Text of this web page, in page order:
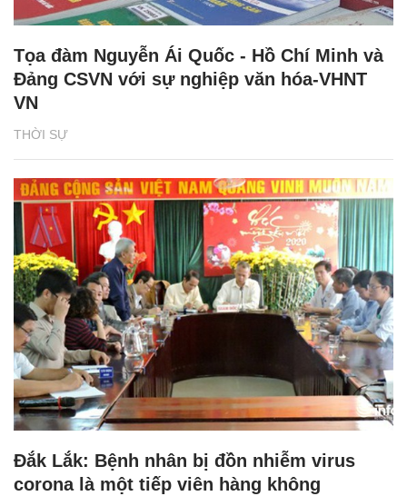
THỜI SỰ
Tọa đàm Nguyễn Ái Quốc - Hồ Chí Minh và
Đảng CSVN với sự nghiệp văn hóa-VHNT
VN
Đắk Lắk: Bệnh nhân bị đồn nhiễm virus
corona là một tiếp viên hàng không